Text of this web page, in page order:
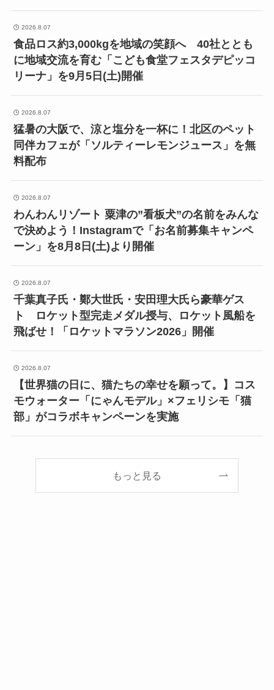
2026.8.07
食品ロス約3,000kgを地域の笑顔へ 40社ととも
に地域交流を育む「こども食堂フェスタデピッコ
リーナ」を9月5日(土)開催
2026.8.07
猛暑の大阪で、涼と塩分を一杯に！北区のペット
同伴カフェが「ソルティーレモンジュース」を無
料配布
2026.8.07
わんわんリゾート 粟津の”看板犬”の名前をみんな
で決めよう！Instagramで「お名前募集キャンペ
ーン」を8月8日(土)より開催
2026.8.07
千葉真子氏・鄭大世氏・安田理大氏ら豪華ゲス
ト ロケット型完走メダル授与、ロケット風船を
飛ばせ！「ロケットマラソン2026」開催
2026.8.07
【世界猫の日に、猫たちの幸せを願って。】コス
モウォーター「にゃんモデル」×フェリシモ「猫
部」がコラボキャンペーンを実施
もっと見る